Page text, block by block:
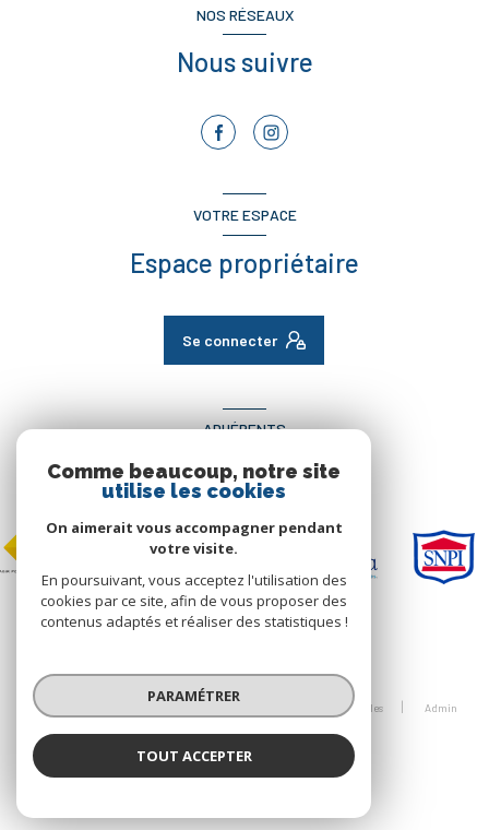
NOS RÉSEAUX
Nous suivre
VOTRE ESPACE
Espace propriétaire
Se connecter
ADHÉRENTS
Nous adhérons
© 2026 | Tous droits réservés
Mentions légales
Admin
Réalisé par :
Comme beaucoup, notre site
utilise les cookies
On aimerait vous accompagner pendant
votre visite.
En poursuivant, vous acceptez l'utilisation des
cookies par ce site, afin de vous proposer des
contenus adaptés et réaliser des statistiques !
PARAMÉTRER
TOUT ACCEPTER